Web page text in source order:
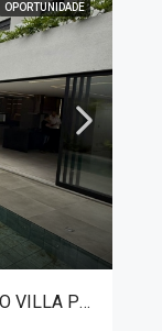
OPORTUNIDADE
SOBRADO À VENDA CONDOMÍNIO VILLA PIEMONTE 9315